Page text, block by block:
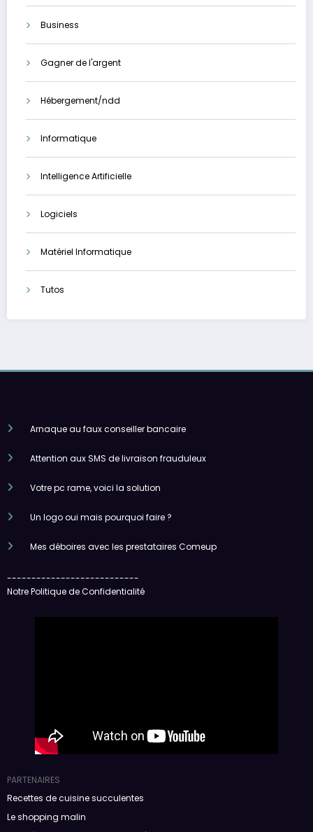
Business
Gagner de l'argent
Hébergement/ndd
Informatique
Intelligence Artificielle
Logiciels
Matériel Informatique
Tutos
Arnaque au faux conseiller bancaire
Attention aux SMS de livraison frauduleux
Votre pc rame, voici la solution
Un logo oui mais pourquoi faire ?
Mes déboires avec les prestataires Comeup
---------------------------
Notre Politique de Confidentialité
PARTENAIRES
Recettes de cuisine succulentes
Le shopping malin